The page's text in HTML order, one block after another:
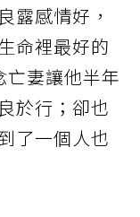
露感情好，
命裡最好的
妻讓他半年
於行；卻也
了一個人也